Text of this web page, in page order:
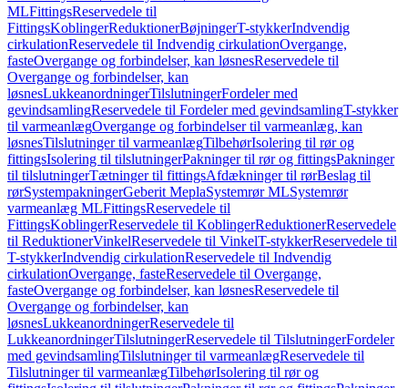
MLFittingsReservedele til
FittingsKoblingerReduktionerBøjningerT-stykkerIndvendig
cirkulationReservedele til Indvendig cirkulationOvergange,
fasteOvergange og forbindelser, kan løsnesReservedele til
Overgange og forbindelser, kan
løsnesLukkeanordningerTilslutningerFordeler med
gevindsamlingReservedele til Fordeler med gevindsamlingT-stykker
til varmeanlægOvergange og forbindelser til varmeanlæg, kan
løsnesTilslutninger til varmeanlægTilbehørIsolering til rør og
fittingsIsolering til tilslutningerPakninger til rør og fittingsPakninger
til tilslutningerTætninger til fittingsAfdækninger til rørBeslag til
rørSystempakningerGeberit MeplaSystemrør MLSystemrør
varmeanlæg MLFittingsReservedele til
FittingsKoblingerReservedele til KoblingerReduktionerReservedele
til ReduktionerVinkelReservedele til VinkelT-stykkerReservedele til
T-stykkerIndvendig cirkulationReservedele til Indvendig
cirkulationOvergange, fasteReservedele til Overgange,
fasteOvergange og forbindelser, kan løsnesReservedele til
Overgange og forbindelser, kan
løsnesLukkeanordningerReservedele til
LukkeanordningerTilslutningerReservedele til TilslutningerFordeler
med gevindsamlingTilslutninger til varmeanlægReservedele til
Tilslutninger til varmeanlægTilbehørIsolering til rør og